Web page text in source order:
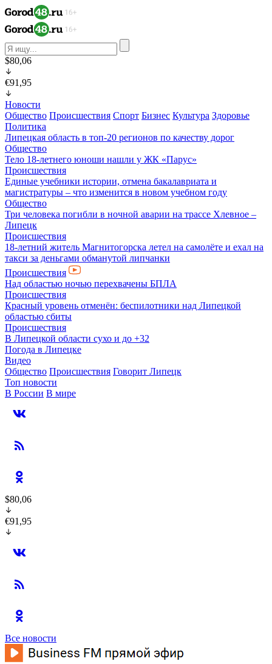
$80,06
€91,95
Новости
Общество Происшествия Спорт Бизнес Культура Здоровье
Политика
Липецкая область в топ-20 регионов по качеству дорог
Общество
Тело 18-летнего юноши нашли у ЖК «Парус»
Происшествия
Единые учебники истории, отмена бакалавриата и
магистратуры – что изменится в новом учебном году
Общество
Три человека погибли в ночной аварии на трассе Хлевное –
Липецк
Происшествия
18-летний житель Магнитогорска летел на самолёте и ехал на
такси за деньгами обманутой липчанки
Происшествия
Над областью ночью перехвачены БПЛА
Происшествия
Красный уровень отменён: беспилотники над Липецкой
областью сбиты
Происшествия
В Липецкой области сухо и до +32
Погода в Липецке
Видео
Общество Происшествия Говорит Липецк
Топ новости
В России В мире
$80,06
€91,95
Все новости